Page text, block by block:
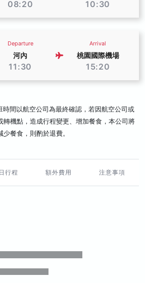
08:20 10:30
Departure
河內
11:30
Arrival
桃園國際機場
15:20
間以航空公司為最終確認，若因航空公司或
轉機點，造成行程變更、增加餐食，本公司將
餐食，則酌於退費。
行程 額外費用 注意事項